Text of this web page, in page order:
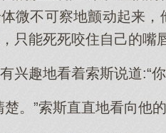
微不可察地颤动起来
只能死死咬住自己的嘴
兴趣地看着索斯说道:“
楚。”索斯直直地看向他